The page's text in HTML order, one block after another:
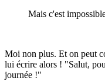
Mais c'est
Moi non plus. Et on peut
lui écrire alors ! "Salut,
journée !"